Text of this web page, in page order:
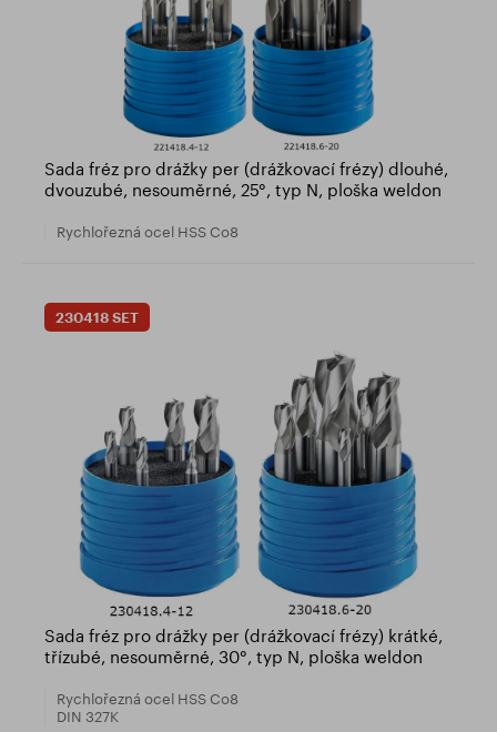
Sada fréz pro drážky per (drážkovací frézy) dlouhé,
dvouzubé, nesouměrné, 25°, typ N, ploška weldon
Rychlořezná ocel HSS Co8
230418 SET
Sada fréz pro drážky per (drážkovací frézy) krátké,
třízubé, nesouměrné, 30°, typ N, ploška weldon
Rychlořezná ocel HSS Co8
DIN 327K